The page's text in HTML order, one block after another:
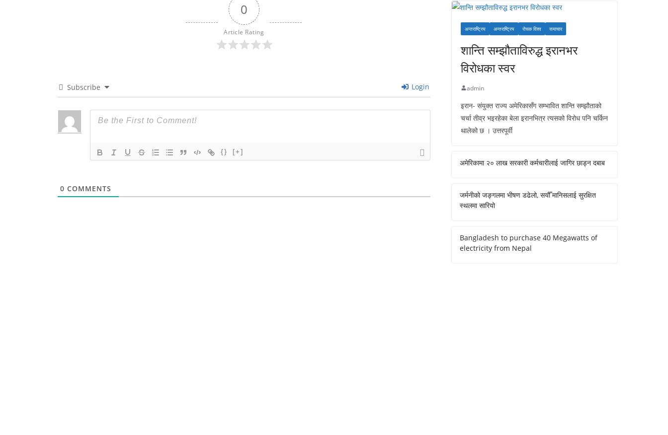
0
Article Rating
Subscribe Login
{} [+]
0 COMMENTS
अन्तराष्ट्रिय अन्तराष्ट्रिय रोचक विश्व समाचार
शान्ति सम्झौताविरुद्ध इरानभर
विरोधका स्वर
admin
इरान- संयुक्त राज्य अमेरिकासँग सम्भावित शान्ति सम्झौताको
चर्चा तीव्र भइरहेका बेला इरानभित्र त्यसको विरोध पनि चर्किन
थालेको छ । उत्तरपूर्वी
अमेरिकामा २० लाख सरकारी कर्मचारीलाई जागिर छाड्न दबाब
जर्मनीको जङ्गलमा भीषण डढेलो, सयौँ मानिसलाई सुरक्षित
स्थलमा सारियो
Bangladesh to purchase 40 Megawatts of
electricity from Nepal